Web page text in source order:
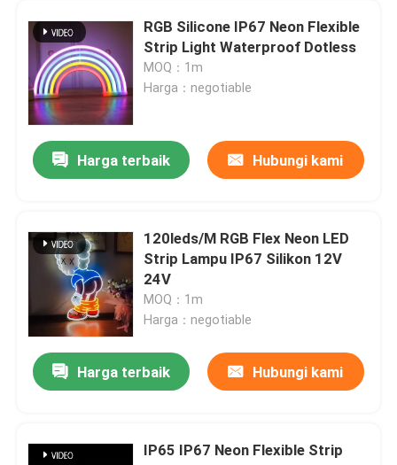
Lampu Strip Neon LED
Lampu Strip Fleksibel Neon
Lampu Strip Neon Silikon
Lampu Strip LED Fleksibel
Cahaya Linear Langit
Di Bawah Lampu Strip LED Kabinet
Lampu Perhiasan LED
RGB Silicone IP67 Neon Flexible
Strip Light Waterproof Dotless
MOQ：1m
Harga：negotiable
Harga terbaik Hubungi kami
120leds/M RGB Flex Neon LED
Strip Lampu IP67 Silikon 12V
24V
MOQ：1m
Harga：negotiable
Harga terbaik Hubungi kami
IP65 IP67 Neon Flexible Strip